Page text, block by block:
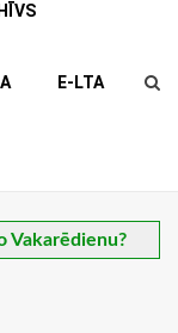
E-LTA
Vakarēdienu?